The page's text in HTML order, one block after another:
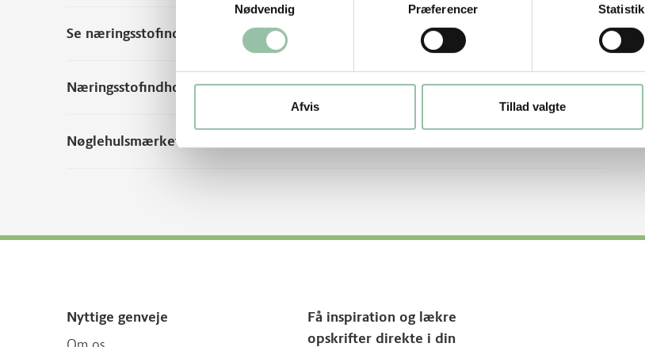
Nødvendig
Præferencer Statistik
Afvis Tillad valgte
Se næringsstofindhold per 100 g rå vægt
Næringsstofindhold fra andre kilder
Nøglehulsmærket
Nyttige genveje
Få inspiration og lækre
opskrifter direkte i din